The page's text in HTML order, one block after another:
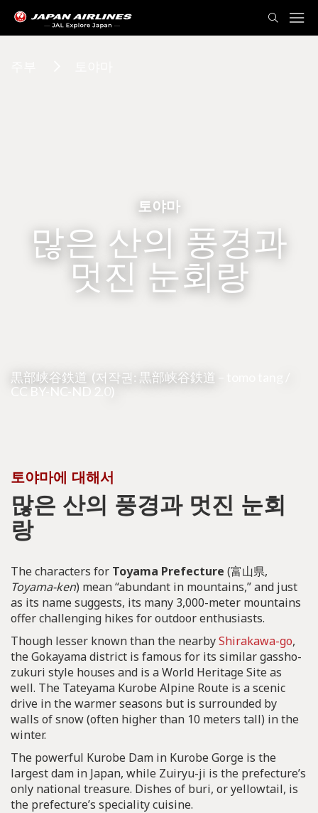
토야마
많은 산의 풍경과
멋진 눈회랑
黒部峡谷鉄道 (저작권: 黒部峡谷鉄道 –
CC BY-NC-ND 2.0)
토야마에 대해서
많은 산의 풍경과 멋진 눈회
랑
The characters for Toyama Prefecture (富山県,
Toyama-ken) mean “abundant in mountains,” and just
as its name suggests, its many 3,000-meter mountains
offer challenging hikes for outdoor enthusiasts.
Though lesser known than the nearbyShirakawa-go,
the Gokayama district is famous for its similar gassho-
zukuri style houses and is a World Heritage Site as
well. The Tateyama Kurobe Alpine Route is a scenic
drive in the warmer seasons but is surrounded by
walls of snow (often higher than 10 meters tall) in the
winter.
The powerful Kurobe Dam in Kurobe Gorge is the
largest dam in Japan, while Zuiryu-ji is the prefecture’s
only national treasure. Dishes of buri, or yellowtail, is
the prefecture’s speciality cuisine.